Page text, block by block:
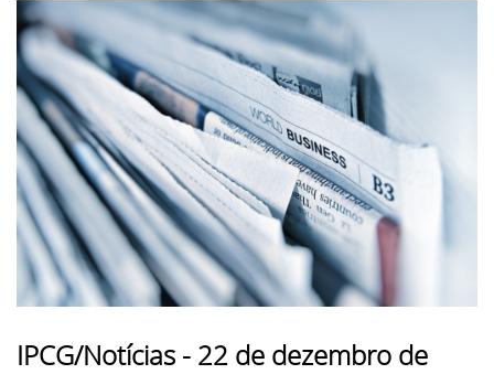
IPCG/Notícias - 22 de dezembro de